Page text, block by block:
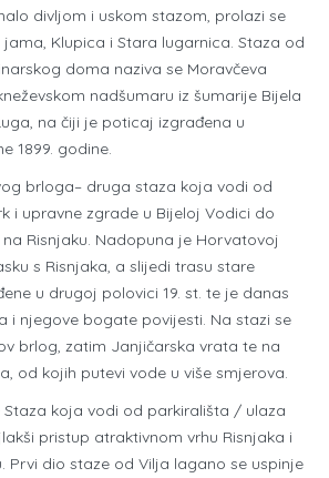
divljom i uskom stazom, prolazi se
Klupica i Stara lugarnica. Staza od
doma naziva se Moravčeva
nadšumaru iz šumarije Bijela
na čiji je poticaj izgrađena u
1899. godine.
brloga– druga staza koja vodi od
i upravne zgrade u Bijeloj Vodici do
Risnjaku. Nadopuna je Horvatovoj
s Risnjaka, a slijedi trasu stare
u drugoj polovici 19. st. te je danas
i njegove bogate povijesti. Na stazi se
brlog, zatim Janjičarska vrata te na
od kojih putevi vode u više smjerova.
Staza koja vodi od parkirališta / ulaza
pristup atraktivnom vrhu Risnjaka i
Prvi dio staze od Vilja lagano se uspinje